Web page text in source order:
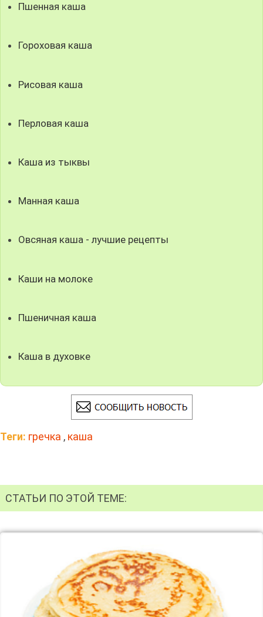
Пшенная каша
Гороховая каша
Рисовая каша
Перловая каша
Каша из тыквы
Манная каша
Овсяная каша - лучшие рецепты
Каши на молоке
Пшеничная каша
Каша в духовке
Теги: гречка , каша
СТАТЬИ ПО ЭТОЙ ТЕМЕ: